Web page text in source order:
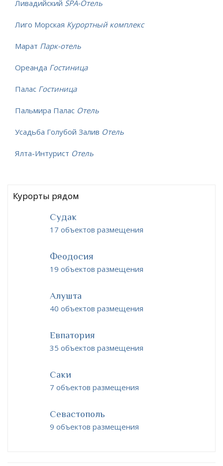
Ливадийский SPA-Отель
Лиго Морская Курортный комплекс
Марат Парк-отель
Ореанда Гостиница
Палас Гостиница
Пальмира Палас Отель
Усадьба Голубой Залив Отель
Ялта-Интурист Отель
Курорты рядом
Судак
17 объектов размещения
Феодосия
19 объектов размещения
Алушта
40 объектов размещения
Евпатория
35 объектов размещения
Саки
7 объектов размещения
Севастополь
9 объектов размещения